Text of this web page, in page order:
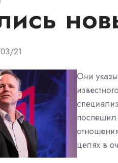
21
Они
поспешил
целях в